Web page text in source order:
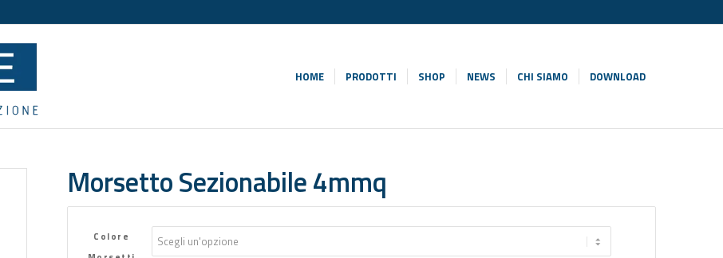
HOME PRODOTTI SHOP NEWS CHI SIAMO DOWNLOAD
Morsetto Sezionabile 4mmq
Colore